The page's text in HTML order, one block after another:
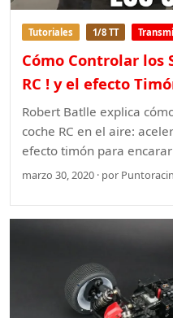
Tutoriales 1/8 TT
Cómo Controlar los
RC ! y el efecto
Robert Batlle explica
coche RC en el aire:
efecto timón para
marzo 30, 2020 · por